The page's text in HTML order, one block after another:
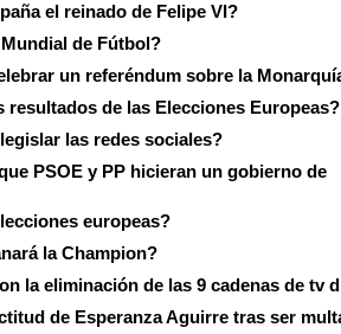
el reinado de Felipe VI?
de Fútbol?
un referéndum sobre la
resultados de las Elecciones Europeas?
las redes sociales?
PSOE y PP hicieran un gobierno de
europeas?
la Champion?
la eliminación de las 9 cadenas de tv
de Esperanza Aguirre tras ser